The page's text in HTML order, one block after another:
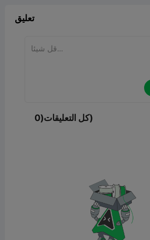
تعليق
كل التعليقات(0)